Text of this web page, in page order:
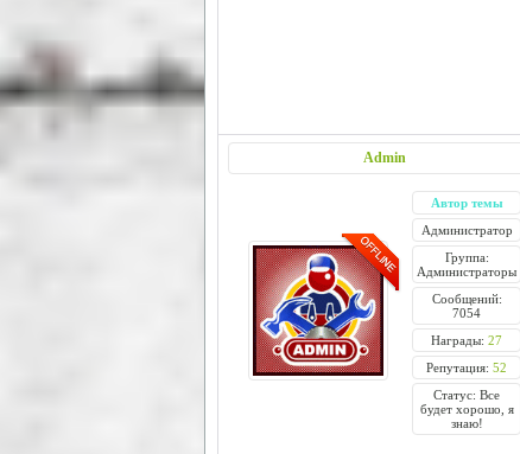
Admin
Автор темы
Администратор
Группа:
Администраторы
Сообщений:
7054
Награды: 27
Репутация: 52
Статус: Все
будет хорошо, я
знаю!